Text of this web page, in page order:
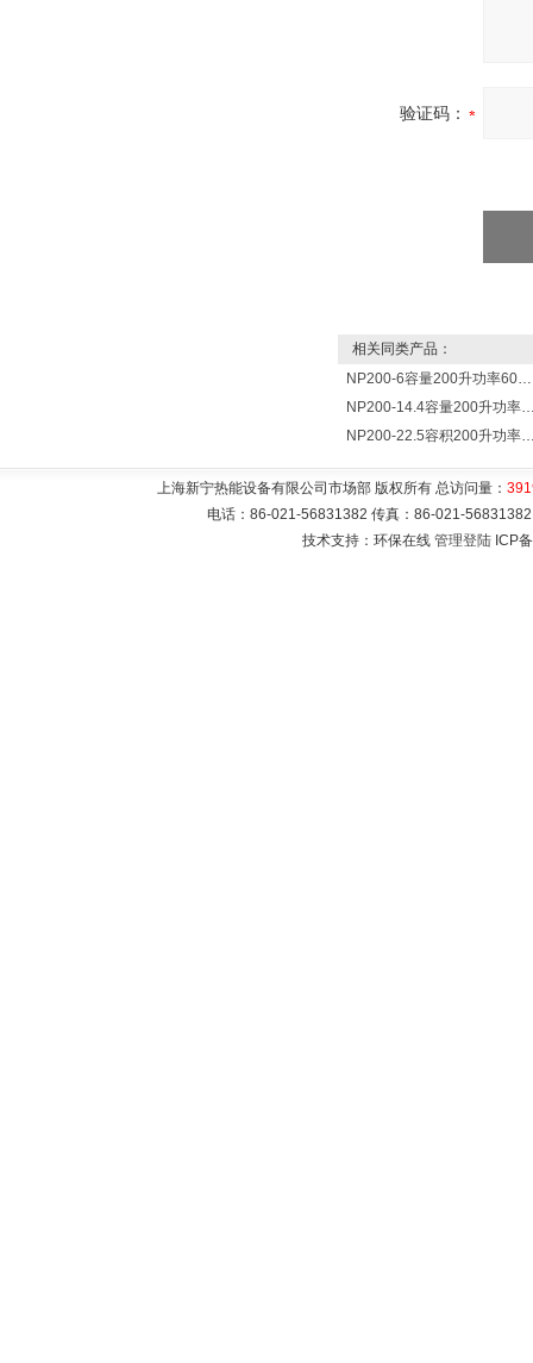
验证码：
相关同类产品：
NP200-6容量200升功率6000瓦新宁电热水器 热水锅炉
NP200-14.4容量200升功率14400瓦蓄
NP200-22.5容积200升功率22500瓦储
上海新宁热能设备有限公司市场部 版权所有 总访问量：
电话：86-021-56831382 传真：86-021-
技术支持：环保在线 管理登陆 ICP